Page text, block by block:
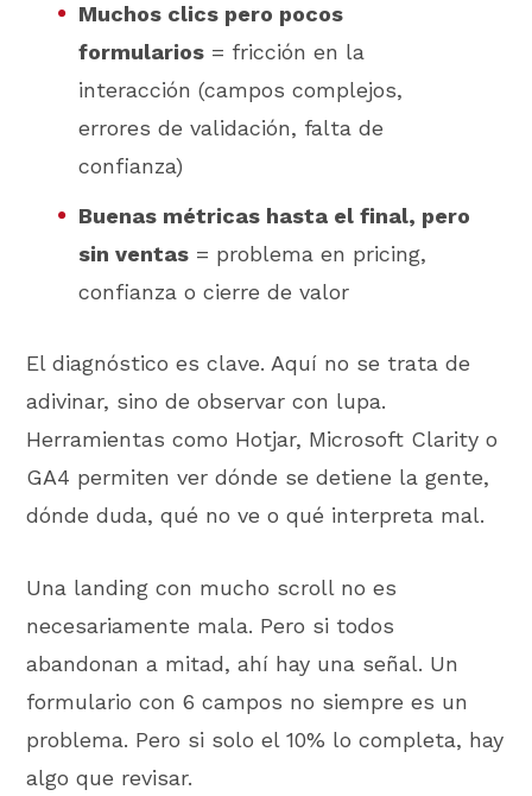
Muchos clics pero pocos
formularios = fricción en la
interacción (campos complejos,
errores de validación, falta de
confianza)
Buenas métricas hasta el final, pero
sin ventas = problema en pricing,
confianza o cierre de valor
El diagnóstico es clave. Aquí no se trata de
adivinar, sino de observar con lupa.
Herramientas como Hotjar, Microsoft Clarity o
GA4 permiten ver dónde se detiene la gente,
dónde duda, qué no ve o qué interpreta mal.
Una landing con mucho scroll no es
necesariamente mala. Pero si todos
abandonan a mitad, ahí hay una señal. Un
formulario con 6 campos no siempre es un
problema. Pero si solo el 10% lo completa, hay
algo que revisar.